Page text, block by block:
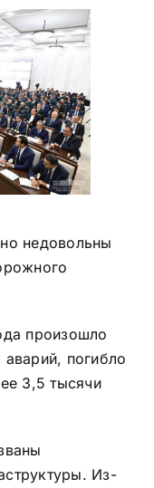
недовольны
произошло
погибло
3,5 тысячи
Из-